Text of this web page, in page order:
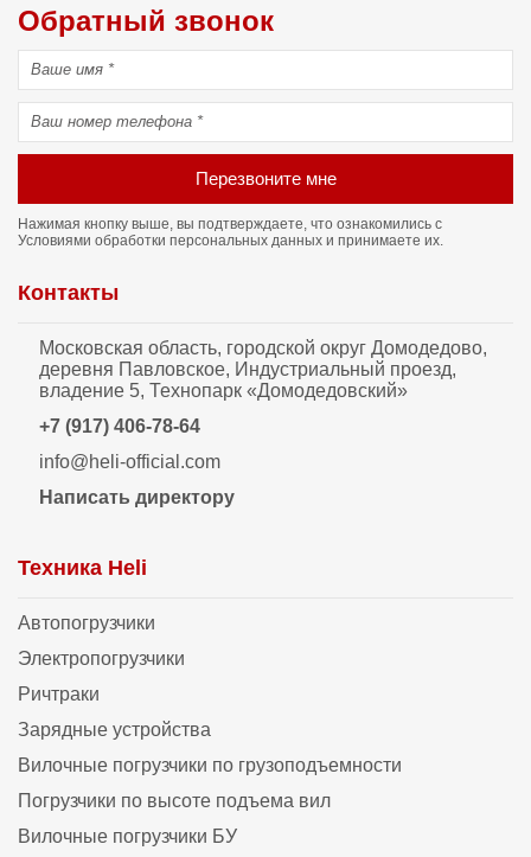
Обратный звонок
Перезвоните мне
Нажимая кнопку выше, вы подтверждаете, что ознакомились с
Условиями обработки персональных данных и принимаете их.
Контакты
Московская область, городской округ Домодедово,
деревня Павловское, Индустриальный проезд,
владение 5, Технопарк «Домодедовский»
+7 (917) 406-78-64
info@heli-official.com
Написать директору
Техника Heli
Автопогрузчики
Электропогрузчики
Ричтраки
Зарядные устройства
Вилочные погрузчики по грузоподъемности
Погрузчики по высоте подъема вил
Вилочные погрузчики БУ